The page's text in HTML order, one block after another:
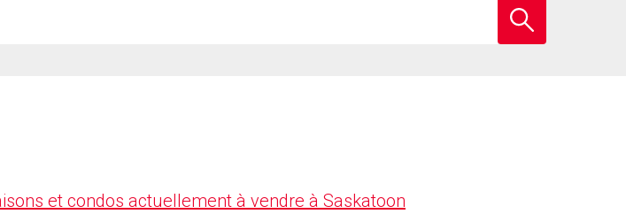
et condos actuellement à vendre à Saskatoon